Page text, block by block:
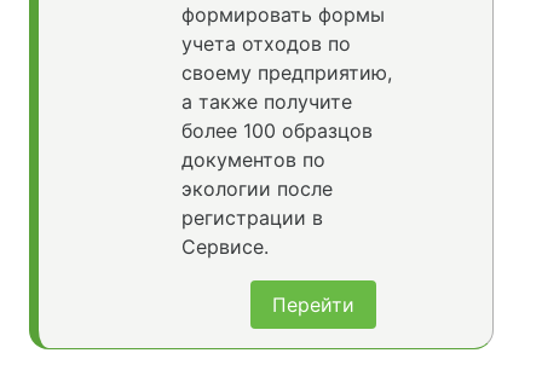
формировать формы
учета отходов по
своему предприятию,
а также получите
более 100 образцов
документов по
экологии после
регистрации в
Сервисе.
Перейти